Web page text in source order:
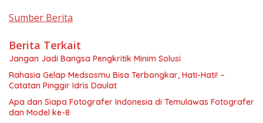
Sumber Berita
Berita Terkait
Jangan Jadi Bangsa Pengkritik Minim Solusi
Rahasia Gelap Medsosmu Bisa Terbongkar, Hati-Hati! –
Catatan Pinggir Idris Daulat
Apa dan Siapa Fotografer Indonesia di Temulawas Fotografer
dan Model ke-8